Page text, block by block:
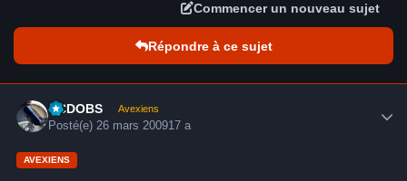
Commencer un nouveau sujet
Répondre à ce sujet
CCDOBS Avexiens
Posté(e) 26 mars 200917 a
AVEXIENS